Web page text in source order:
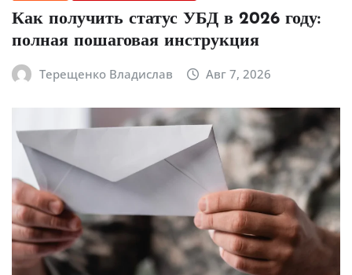
Как получить статус УБД в 2026 году:
полная пошаговая инструкция
Терещенко Владислав Авг 7, 2026